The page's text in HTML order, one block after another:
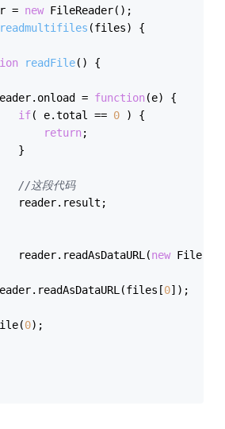
= new FileReader();
readmultifiles (files) {
readFile( ) {
=
function(e) {
if( e.total == 0 ) {
return;
}
//这段代码
reader.result;
reader.readAsDataURL(
new File([
0]);
0);